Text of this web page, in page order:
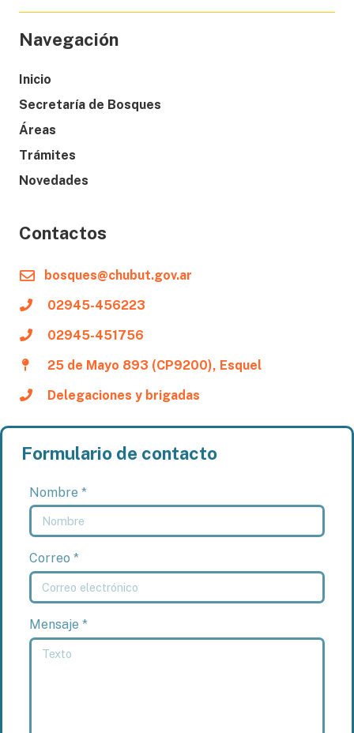
Navegación
Inicio
Secretaría de Bosques
Áreas
Trámites
Novedades
Contactos
bosques@chubut.gov.ar
02945-456223
02945-451756
25 de Mayo 893 (CP9200), Esquel
Delegaciones y brigadas
Formulario de contacto
Nombre *
Correo *
Mensaje *